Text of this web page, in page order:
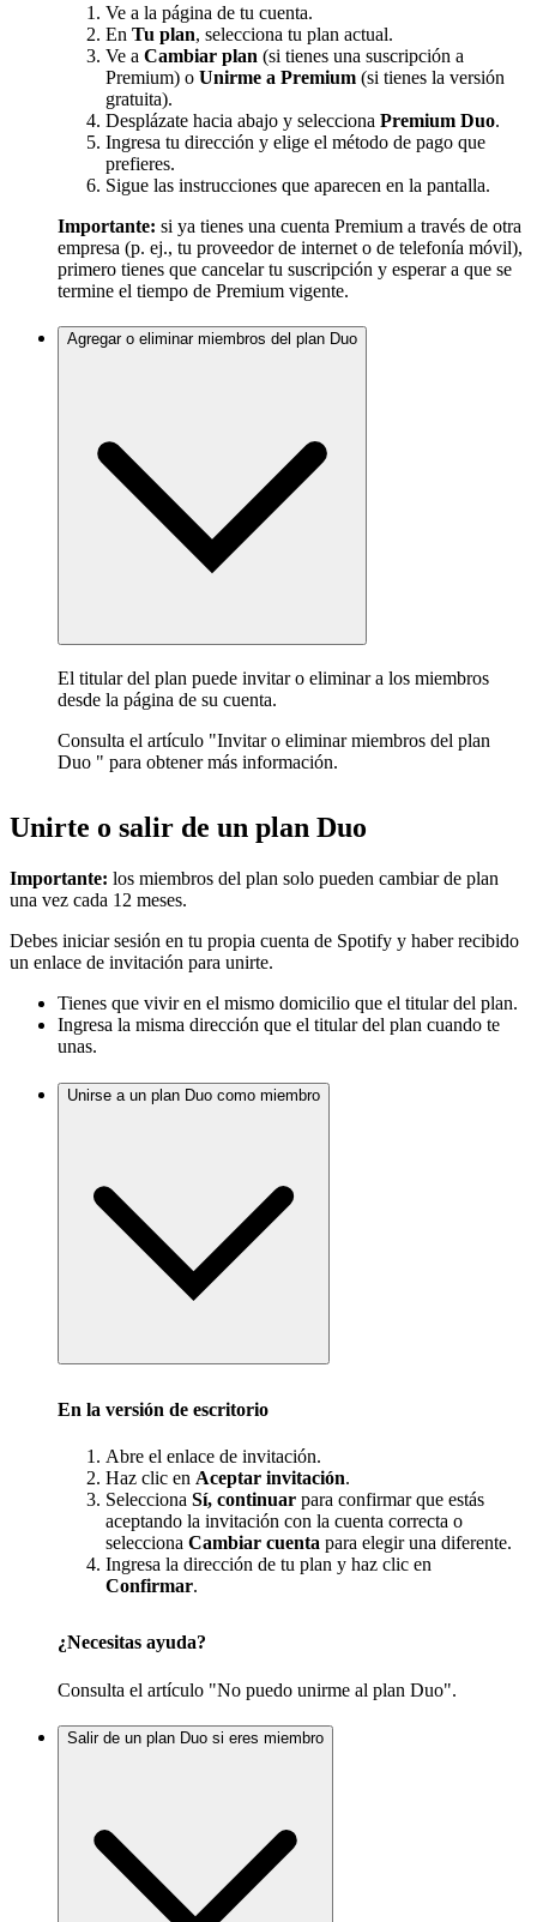
Ve a la página de tu cuenta.
En Tu plan, selecciona tu plan actual.
Ve a Cambiar plan (si tienes una suscripción a
Premium) o Unirme a Premium (si tienes la versión
gratuita).
Desplázate hacia abajo y selecciona Premium Duo.
Ingresa tu dirección y elige el método de pago que
prefieres.
Sigue las instrucciones que aparecen en la pantalla.
Importante: si ya tienes una cuenta Premium a través de otra
empresa (p. ej., tu proveedor de internet o de telefonía móvil),
primero tienes que cancelar tu suscripción y esperar a que se
termine el tiempo de Premium vigente.
Agregar o eliminar miembros del plan Duo
El titular del plan puede invitar o eliminar a los miembros
desde la página de su cuenta.
Consulta el artículo "Invitar o eliminar miembros del plan
Duo " para obtener más información.
Unirte o salir de un plan Duo
Importante: los miembros del plan solo pueden cambiar de plan
una vez cada 12 meses.
Debes iniciar sesión en tu propia cuenta de Spotify y haber recibido
un enlace de invitación para unirte.
Tienes que vivir en el mismo domicilio que el titular del plan.
Ingresa la misma dirección que el titular del plan cuando te
unas.
Unirse a un plan Duo como miembro
En la versión de escritorio
Abre el enlace de invitación.
Haz clic en Aceptar invitación.
Selecciona Sí, continuar para confirmar que estás
aceptando la invitación con la cuenta correcta o
selecciona Cambiar cuenta para elegir una diferente.
Ingresa la dirección de tu plan y haz clic en
Confirmar.
¿Necesitas ayuda?
Consulta el artículo "No puedo unirme al plan Duo".
Salir de un plan Duo si eres miembro